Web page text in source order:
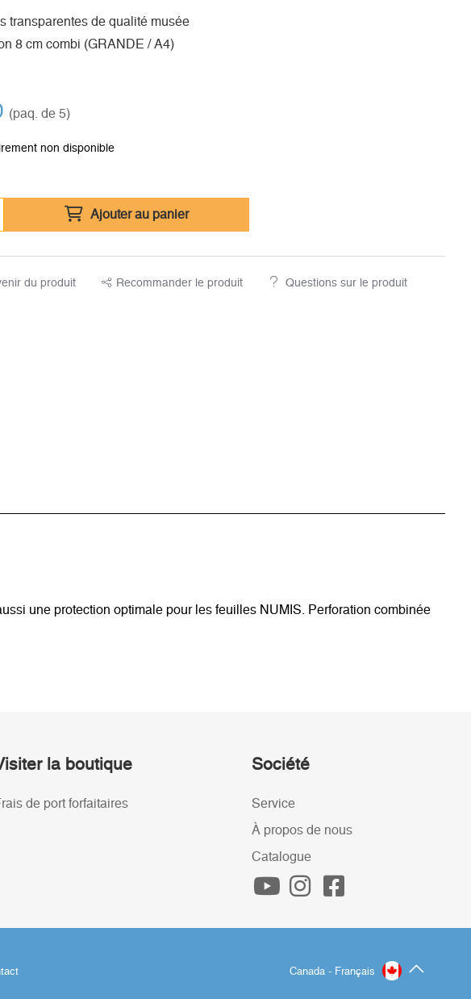
transparentes de qualité musée
8 cm combi (GRANDE / A4)
(paq. de 5)
non disponible
Ajouter au panier
du produit Recommander le produit Questions sur le produit
une protection optimale pour les feuilles NUMIS. Perforation combinée
la boutique
de port forfaitaires
Société
Service
À propos de nous
Catalogue
Canada - Français